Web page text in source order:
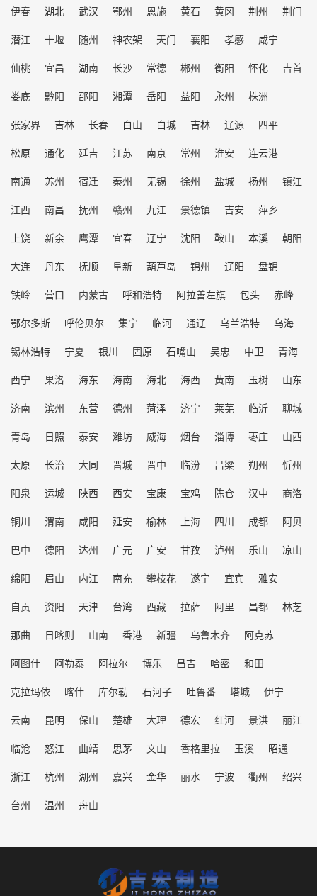
伊春
湖北 武汉 鄂州 恩施 黄石 黄冈 荆州
荆门
潜江
十堰 随州 神农架 天门 襄阳 孝感
咸宁
仙桃
宜昌 湖南 长沙 常德 郴州 衡阳 怀化
吉首
娄底
黔阳 邵阳 湘潭 岳阳 益阳 永州
株洲
张家界
吉林 长春 白山 白城 吉林 辽源
四平
松原
通化 延吉 江苏 南京 常州 淮安
连云港
南通
苏州 宿迁 秦州 无锡 徐州 盐城 扬州
镇江
江西
南昌 抚州 赣州 九江 景德镇 吉安
萍乡
上饶
新余 鹰潭 宜春 辽宁 沈阳 鞍山 本溪
朝阳
大连
丹东 抚顺 阜新 葫芦岛 锦州 辽阳
盘锦
铁岭
营口 内蒙古 呼和浩特 阿拉善左旗 包头
赤峰
鄂尔多斯
呼伦贝尔 集宁 临河 通辽 乌兰浩特
乌海
锡林浩特
宁夏 银川 固原 石嘴山 吴忠 中卫
青海
西宁
果洛 海东 海南 海北 海西 黄南 玉树
山东
济南
滨州 东营 德州 菏泽 济宁 莱芜 临沂
聊城
青岛
日照 泰安 潍坊 威海 烟台 淄博 枣庄
山西
太原
长治 大同 晋城 晋中 临汾 吕梁 朔州
忻州
阳泉
运城 陕西 西安 宝康 宝鸡 陈仓 汉中
商洛
铜川
渭南 咸阳 延安 榆林 上海 四川 成都
阿贝
巴中
德阳 达州 广元 广安 甘孜 泸州 乐山
凉山
绵阳
眉山 内江 南充 攀枝花 遂宁 宜宾
雅安
自贡
资阳 天津 台湾 西藏 拉萨 阿里 昌都
林芝
那曲
日喀则 山南 香港 新疆 乌鲁木齐
阿克苏
阿图什
阿勒泰 阿拉尔 博乐 昌吉 哈密
和田
克拉玛依
喀什 库尔勒 石河子 吐鲁番 塔城
伊宁
云南
昆明 保山 楚雄 大理 德宏 红河 景洪
丽江
临沧
怒江 曲靖 思茅 文山 香格里拉 玉溪
昭通
浙江
杭州 湖州 嘉兴 金华 丽水 宁波 衢州
绍兴
台州
温州 舟山